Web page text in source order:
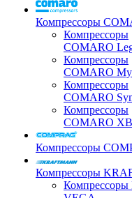
Компрессоры
Компрессоры
COMARO
Компрессоры
COMARO
Компрессоры
COMARO
Компрессоры
COMARO XB
Компрессоры
Компрессоры
Компрессоры